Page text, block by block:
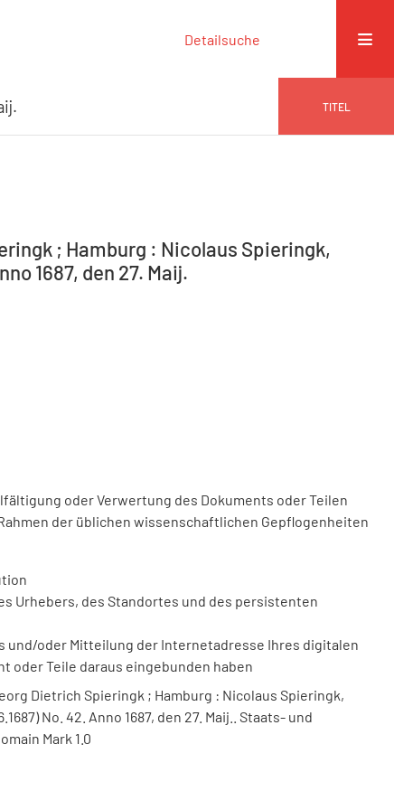
Detailsuche
TITEL
; Hamburg : Nicolaus Spieringk,
1687, den 27. Maij.
oder Verwertung des Dokuments oder Teilen
der üblichen wissenschaftlichen Gepflogenheiten
Urhebers, des Standortes und des persistenten
und/oder Mitteilung der Internetadresse Ihres digitalen
oder Teile daraus eingebunden haben
Dietrich Spieringk ; Hamburg : Nicolaus Spieringk,
No. 42. Anno 1687, den 27. Maij.. Staats- und
Mark 1.0